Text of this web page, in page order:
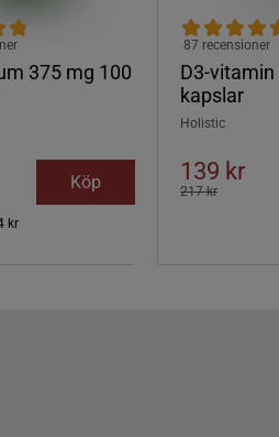
375 mg 100
Köp
kr
D3-vitamin
kapslar
87 recensioner
Holistic
139 kr
217 kr